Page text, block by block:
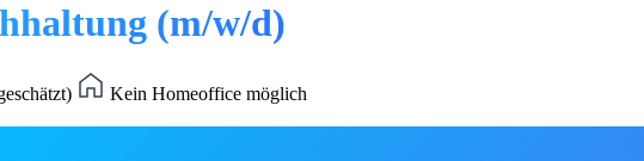
(m/w/d)
Kein Homeoffice möglich